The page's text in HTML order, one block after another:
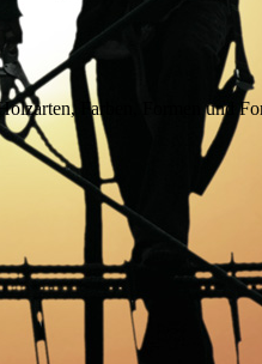
Farben, Formen und